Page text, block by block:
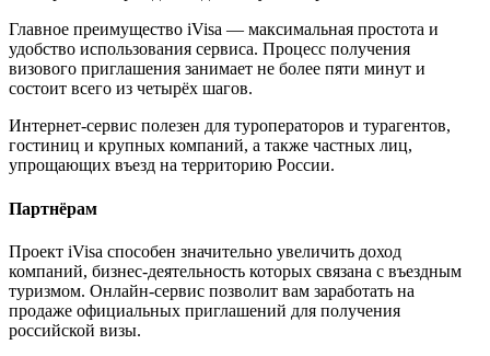
Главное преимущество iVisa — максимальная простота и
удобство использования сервиса. Процесс получения
визового приглашения занимает не более пяти минут и
состоит всего из четырёх шагов.
Интернет-сервис полезен для туроператоров и турагентов,
гостиниц и крупных компаний, а также частных лиц,
упрощающих въезд на территорию России.
Партнёрам
Проект iVisa способен значительно увеличить доход
компаний, бизнес-деятельность которых связана с въездным
туризмом. Онлайн-сервис позволит вам заработать на
продаже официальных приглашений для получения
российской визы.